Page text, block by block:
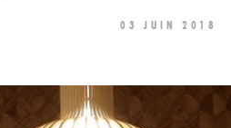
03 JUIN 2018